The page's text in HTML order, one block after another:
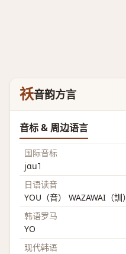
祅音韵方言
音标 & 周边语言
国际音标
jɑu˥
日语读音
YOU（音） WAZAWAI（訓）
韩语罗马
YO
现代韩语